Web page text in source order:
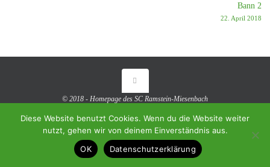
Bann 2
22. April 2018
© 2018 - Homepage des SC Ramstein-Miesenbach
Präsentiert von Tempera& WordPress.
Diese Website benutzt Cookies. Wenn du die Website weiter
nutzt, gehen wir von deinem Einverständnis aus.
OK
Datenschutzerklärung